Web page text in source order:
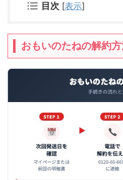
目次 [表示]
おもいのたねの解約方